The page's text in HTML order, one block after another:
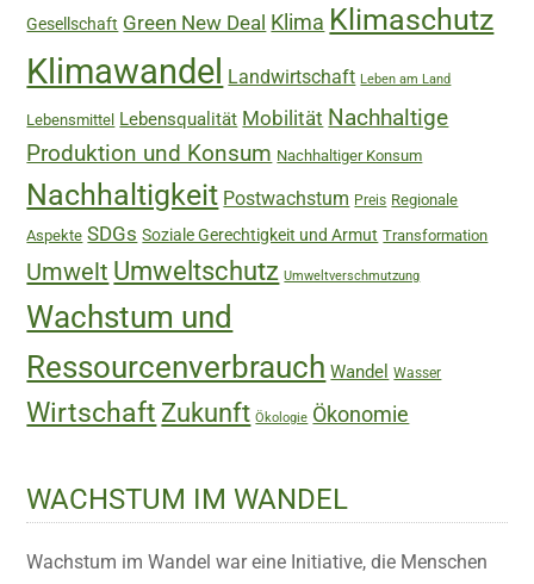
Gesellschaft Green New Deal Klima Klimaschutz
Klimawandel Landwirtschaft Leben am Land
Lebensmittel Lebensqualität Mobilität Nachhaltige
Produktion und Konsum Nachhaltiger Konsum
Nachhaltigkeit Postwachstum Preis Regionale
Aspekte SDGs Soziale Gerechtigkeit und Armut Transformation
Umwelt Umweltschutz Umweltverschmutzung
Wachstum und
Ressourcenverbrauch Wandel Wasser
Wirtschaft Zukunft Ökologie Ökonomie
WACHSTUM IM WANDEL
Wachstum im Wandel war eine Initiative, die Menschen